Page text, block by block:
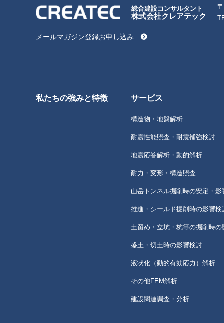
総合建設コンサルタント
株式会社クレアテック
メールマガジン登録お申し込み
私たちの強みと特徴 サービス
構造物・地盤解析
耐震性能照査・耐震補強検討
地震応答解析・動的解析
耐力・変形・構造照査
山岳トンネル掘削時の安定・影
推進・シールド掘削時の影響検
土留め・立坑・杭等の掘削時の
盛土・切土時の影響検討
液状化（動的有効応力）解析
その他FEM解析
建設関連調査・分析